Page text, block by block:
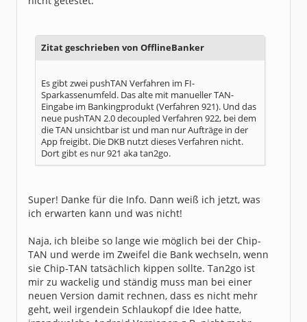
Zitat geschrieben von OfflineBanker
Es gibt zwei pushTAN Verfahren im FI-
Sparkassenumfeld. Das alte mit manueller TAN-
Eingabe im Bankingprodukt (Verfahren 921). Und das
neue pushTAN 2.0 decoupled Verfahren 922, bei dem
die TAN unsichtbar ist und man nur Aufträge in der
App freigibt. Die DKB nutzt dieses Verfahren nicht.
Dort gibt es nur 921 aka tan2go.
Super! Danke für die Info. Dann weiß ich jetzt, was
ich erwarten kann und was nicht!
Naja, ich bleibe so lange wie möglich bei der Chip-
TAN und werde im Zweifel die Bank wechseln, wenn
sie Chip-TAN tatsächlich kippen sollte. Tan2go ist
mir zu wackelig und ständig muss man bei einer
neuen Version damit rechnen, dass es nicht mehr
geht, weil irgendein Schlaukopf die Idee hatte,